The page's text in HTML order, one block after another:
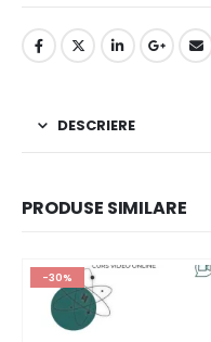
DESCRIERE
PRODUSE SIMILARE
-30%